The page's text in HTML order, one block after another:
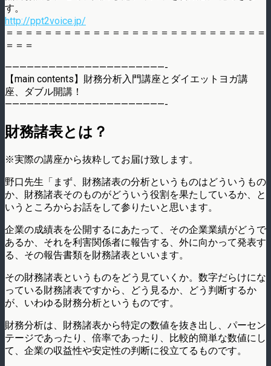
す。
http://ppt2voice.jp/
＝＝＝＝＝＝＝＝＝＝＝＝＝＝＝＝＝＝＝＝＝＝＝＝＝＝＝
＝＝＝
——————————————————————-
【main contents】財務分析入門講座とダイエットヨガ講
座、ダブル開講！
——————————————————————-
財務諸表とは？
※実際の講座から抜粋してお届け致します。
野口先生「まず、財務諸表の分析というものはどういうもの
か、財務諸表そのものがどういう役割を果たしているか、と
いうところからお話をして参りたいと思います。
企業の成績表を公開するにあたって、その企業業績がどうで
あるか、それを利害関係者に報告する、外に向かって発表す
る、その報告書類を財務諸表といいます。
その財務諸表というものをどう見ていくか。数字だらけにな
っている財務諸表ですから、どう見るか、どう判断するか
が、いわゆる財務分析というものです。
財務分析は、財務諸表から特定の数値を抜き出し、パーセン
テージであったり、倍率であったり、比較的簡単な数値にし
て、企業の収益性や安定性の判断に役立てるものです。